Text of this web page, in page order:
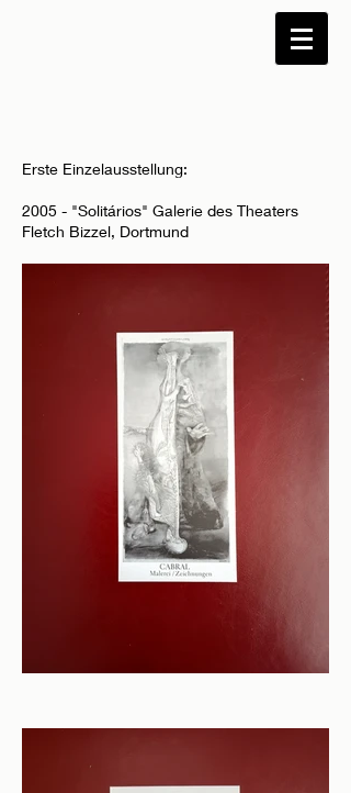
Erste Einzelausstellung:
2005 - "Solitários" Galerie des Theaters
Fletch Bizzel, Dortmund